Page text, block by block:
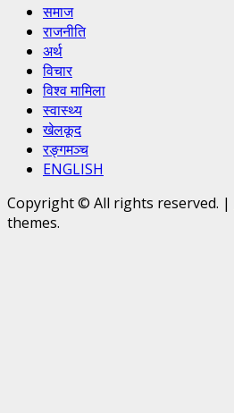
समाज
राजनीति
अर्थ
विचार
विश्व मामिला
स्वास्थ्य
खेलकूद
रङ्गमञ्च
ENGLISH
Copyright © All rights reserved. |
themes.